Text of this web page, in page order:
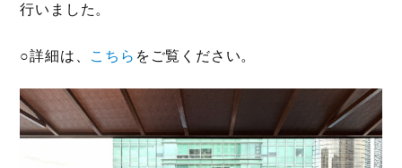
行いました。
○詳細は、 こちら をご覧ください。